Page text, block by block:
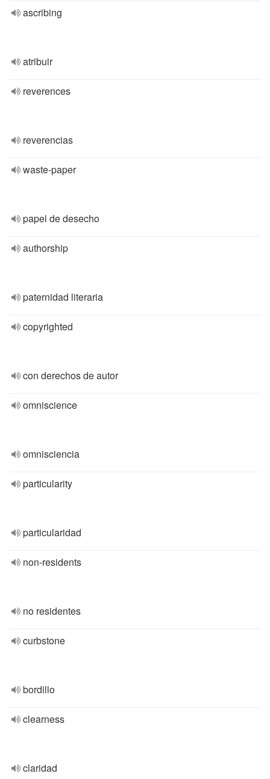
ascribing
atribuir
reverences
reverencias
waste-paper
papel de desecho
authorship
paternidad literaria
copyrighted
con derechos de autor
omniscience
omnisciencia
particularity
particularidad
non-residents
no residentes
curbstone
bordillo
clearness
claridad